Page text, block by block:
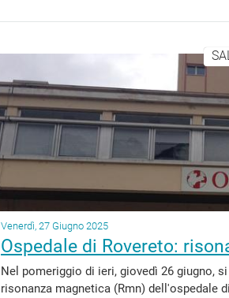
Venerdì, 27 Giugno 2025
Ospedale di Rovereto:
Nel pomeriggio di ieri, giovedì 26 giugno,
risonanza magnetica (Rmn) dell'ospedale